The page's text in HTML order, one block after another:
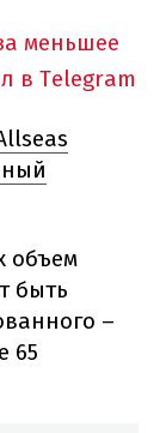
меньшее
в Telegram
объем
быть
–
65